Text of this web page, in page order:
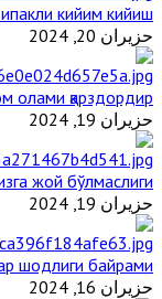
кийим кийиш
حزيران 20, 2024
олами қарздордир
حزيران 19, 2024
жой бўлмаслиги!
حزيران 19, 2024
шодлиги байрами
حزيران 16, 2024